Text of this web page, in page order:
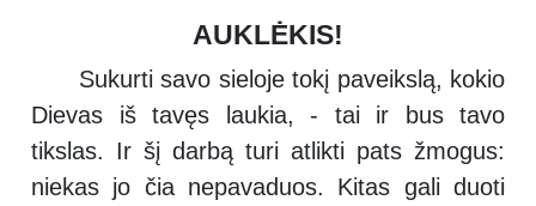
AUKLĖKIS!
Sukurti savo sieloje tokį paveikslą, kokio
Dievas iš tavęs laukia, - tai ir bus tavo
tikslas. Ir šį darbą turi atlikti pats žmogus:
niekas jo čia nepavaduos. Kitas gali duoti